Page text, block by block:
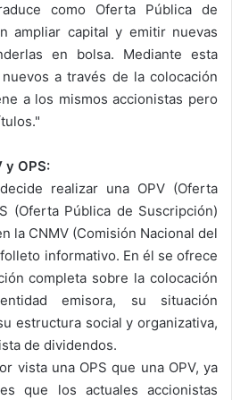
como Oferta Pública de
ampliar capital y emitir nuevas
en bolsa. Mediante esta
a través de la colocación
a los mismos accionistas pero
y OPS:
realizar una OPV (Oferta
(Oferta Pública de Suscripción)
la CNMV (Comisión Nacional del
informativo. En él se ofrece
completa sobre la colocación
emisora, su situación
estructura social y organizativa,
de dividendos.
vista una OPS que una OPV, ya
que los actuales accionistas